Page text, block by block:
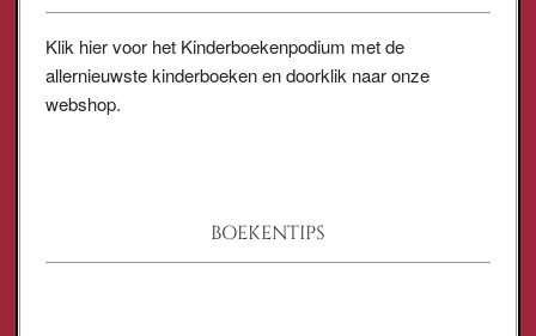
Klik hier voor het Kinderboekenpodium met de
allernieuwste kinderboeken en doorklik naar onze
webshop.
BOEKENTIPS